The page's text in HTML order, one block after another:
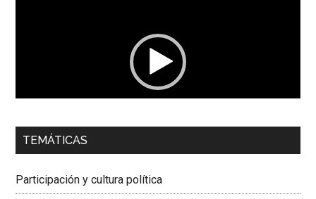
00:00 01:04
Dra. Carolina Corcho Mejía,Presidenta Corporación
Colombiana
TEMÁTICAS
Participación y cultura política